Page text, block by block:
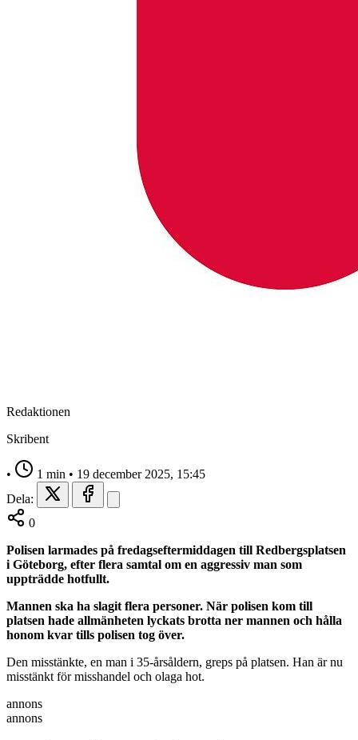
Redaktionen
Skribent
• 1 min • 19 december 2025, 15:45
Dela:
0
Polisen larmades på fredagseftermiddagen till Redbergsplatsen
i Göteborg, efter flera samtal om en aggressiv man som
uppträdde hotfullt.
Mannen ska ha slagit flera personer. När polisen kom till
platsen hade allmänheten lyckats brotta ner mannen och hålla
honom kvar tills polisen tog över.
Den misstänkte, en man i 35-årsåldern, greps på platsen. Han är nu
misstänkt för misshandel och olaga hot.
annons
annons